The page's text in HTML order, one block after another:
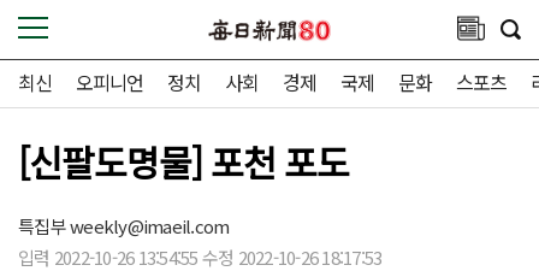
최신 오피니언 정치 사회 경제 국제 문화 스포츠
[신팔도명물] 포천 포도
특집부weekly@imaeil.com
입력 2022-10-26 13:54:55 수정 2022-10-26 18:17:53